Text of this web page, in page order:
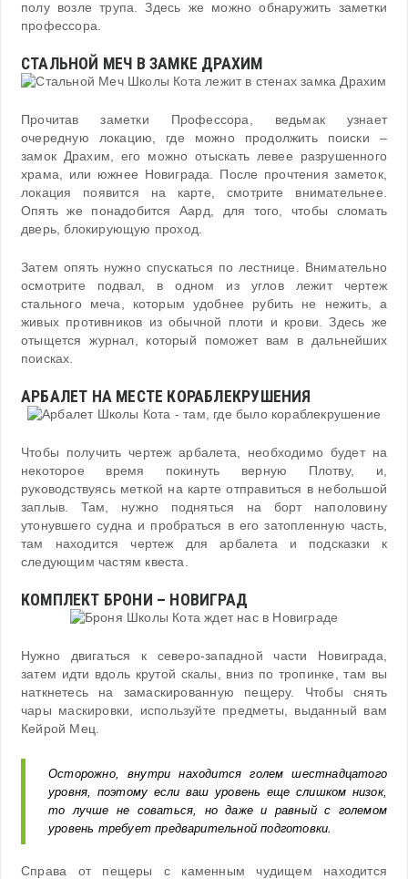
полу возле трупа. Здесь же можно обнаружить заметки
профессора.
СТАЛЬНОЙ МЕЧ В ЗАМКЕ ДРАХИМ
Прочитав заметки Профессора, ведьмак узнает
очередную локацию, где можно продолжить поиски –
замок Драхим, его можно отыскать левее разрушенного
храма, или южнее Новиграда. После прочтения заметок,
локация появится на карте, смотрите внимательнее.
Опять же понадобится Аард, для того, чтобы сломать
дверь, блокирующую проход.
Затем опять нужно спускаться по лестнице. Внимательно
осмотрите подвал, в одном из углов лежит чертеж
стального меча, которым удобнее рубить не нежить, а
живых противников из обычной плоти и крови. Здесь же
отыщется журнал, который поможет вам в дальнейших
поисках.
АРБАЛЕТ НА МЕСТЕ КОРАБЛЕКРУШЕНИЯ
Чтобы получить чертеж арбалета, необходимо будет на
некоторое время покинуть верную Плотву, и,
руководствуясь меткой на карте отправиться в небольшой
заплыв. Там, нужно подняться на борт наполовину
утонувшего судна и пробраться в его затопленную часть,
там находится чертеж для арбалета и подсказки к
следующим частям квеста.
КОМПЛЕКТ БРОНИ – НОВИГРАД
Нужно двигаться к северо-западной части Новиграда,
затем идти вдоль крутой скалы, вниз по тропинке, там вы
наткнетесь на замаскированную пещеру. Чтобы снять
чары маскировки, используйте предметы, выданный вам
Кейрой Мец.
Осторожно, внутри находится голем шестнадцатого
уровня, поэтому если ваш уровень еще слишком низок,
то лучше не соваться, но даже и равный с големом
уровень требует предварительной подготовки.
Справа от пещеры с каменным чудищем находится